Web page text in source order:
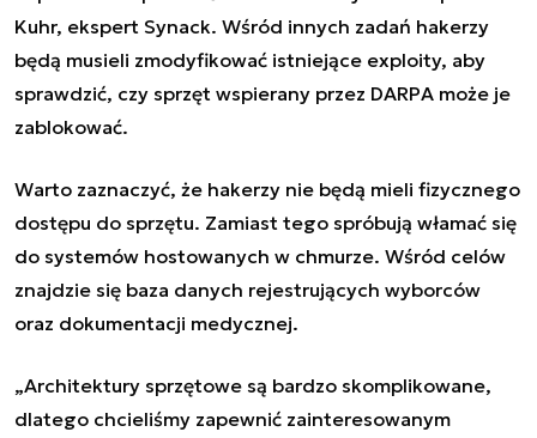
Kuhr, ekspert Synack. Wśród innych zadań hakerzy
będą musieli zmodyfikować istniejące exploity, aby
sprawdzić, czy sprzęt wspierany przez DARPA może je
zablokować.
Warto zaznaczyć, że hakerzy nie będą mieli fizycznego
dostępu do sprzętu. Zamiast tego spróbują włamać się
do systemów hostowanych w chmurze. Wśród celów
znajdzie się baza danych rejestrujących wyborców
oraz dokumentacji medycznej.
„Architektury sprzętowe są bardzo skomplikowane,
dlatego chcieliśmy zapewnić zainteresowanym